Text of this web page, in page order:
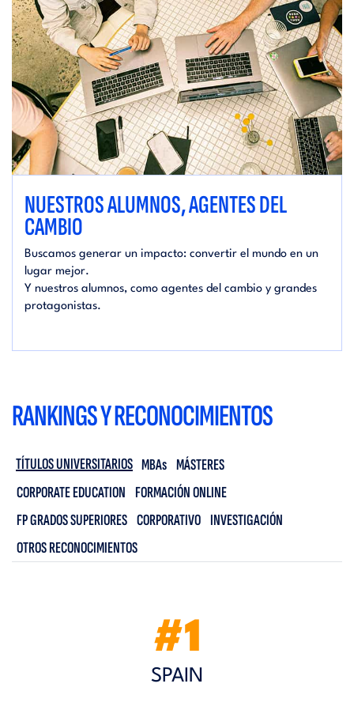
NUESTROS ALUMNOS, AGENTES DEL
CAMBIO
Buscamos generar un impacto: convertir el mundo en un
lugar mejor.
Y nuestros alumnos, como agentes del cambio y grandes
protagonistas.
RANKINGS Y RECONOCIMIENTOS
TÍTULOS UNIVERSITARIOS MBAs MÁSTERES
CORPORATE EDUCATION FORMACIÓN ONLINE
FP GRADOS SUPERIORES CORPORATIVO INVESTIGACIÓN
OTROS RECONOCIMIENTOS
#1
SPAIN